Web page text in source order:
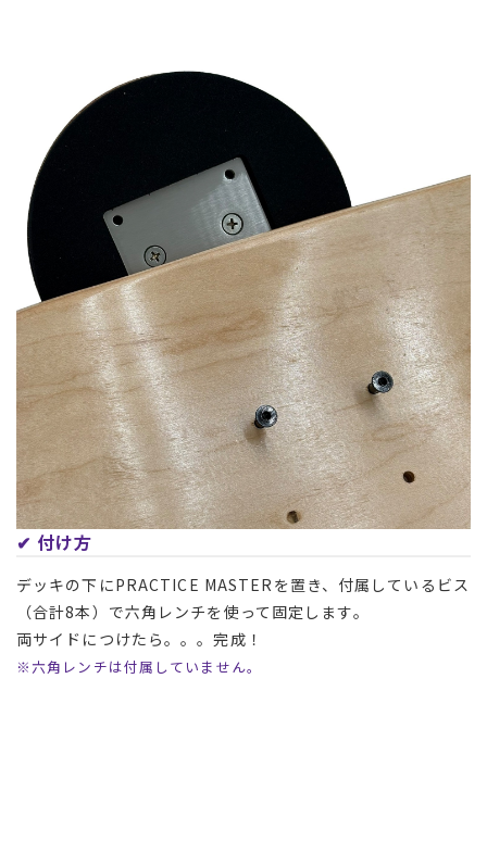
✔︎ 付け方
デッキの下にPRACTICE MASTERを置き、付属しているビス
（合計8本）で六角レンチを使って固定します。
両サイドにつけたら。。。完成！
※六角レンチは付属していません。